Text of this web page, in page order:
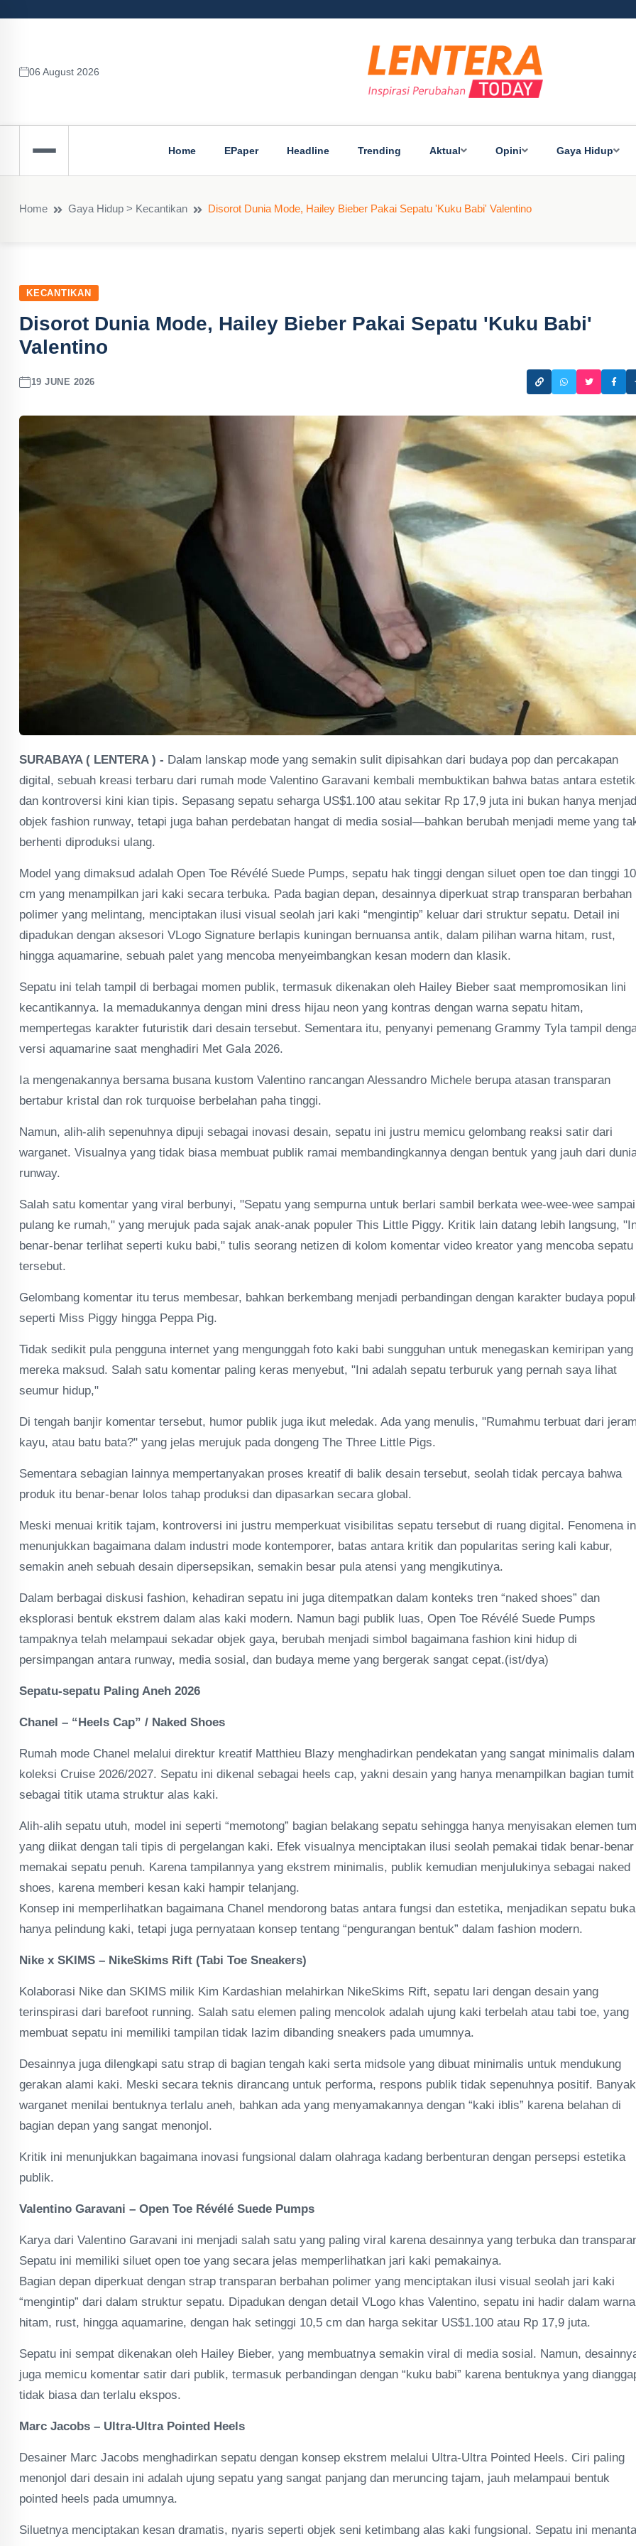
06 August 2026
Home EPaper Headline Trending Aktual Opini Gaya Hidup
Home Gaya Hidup > Kecantikan Disorot Dunia Mode, Hailey Bieber Pakai Sepatu 'Kuku Babi' Valentino
KECANTIKAN
Disorot Dunia Mode, Hailey Bieber Pakai Sepatu 'Kuku Babi'
Valentino
19 JUNE 2026
SURABAYA ( LENTERA ) - Dalam lanskap mode yang semakin sulit dipisahkan dari budaya pop dan percakapan
digital, sebuah kreasi terbaru dari rumah mode Valentino Garavani kembali membuktikan bahwa batas antara
dan kontroversi kini kian tipis. Sepasang sepatu seharga US$1.100 atau sekitar Rp 17,9 juta ini bukan hanya
objek fashion runway, tetapi juga bahan perdebatan hangat di media sosial—bahkan berubah menjadi meme yang
berhenti diproduksi ulang.
Model yang dimaksud adalah Open Toe Révélé Suede Pumps, sepatu hak tinggi dengan siluet open toe dan tinggi
cm yang menampilkan jari kaki secara terbuka. Pada bagian depan, desainnya diperkuat strap transparan berbahan
polimer yang melintang, menciptakan ilusi visual seolah jari kaki “mengintip” keluar dari struktur sepatu. Detail ini
dipadukan dengan aksesori VLogo Signature berlapis kuningan bernuansa antik, dalam pilihan warna hitam, rust,
hingga aquamarine, sebuah palet yang mencoba menyeimbangkan kesan modern dan klasik.
Sepatu ini telah tampil di berbagai momen publik, termasuk dikenakan oleh Hailey Bieber saat mempromosikan lini
kecantikannya. Ia memadukannya dengan mini dress hijau neon yang kontras dengan warna sepatu hitam,
mempertegas karakter futuristik dari desain tersebut. Sementara itu, penyanyi pemenang Grammy Tyla tampil
versi aquamarine saat menghadiri Met Gala 2026.
Ia mengenakannya bersama busana kustom Valentino rancangan Alessandro Michele berupa atasan transparan
bertabur kristal dan rok turquoise berbelahan paha tinggi.
Namun, alih-alih sepenuhnya dipuji sebagai inovasi desain, sepatu ini justru memicu gelombang reaksi satir dari
warganet. Visualnya yang tidak biasa membuat publik ramai membandingkannya dengan bentuk yang jauh dari
runway.
Salah satu komentar yang viral berbunyi, "Sepatu yang sempurna untuk berlari sambil berkata wee-wee-wee sampai
pulang ke rumah," yang merujuk pada sajak anak-anak populer This Little Piggy. Kritik lain datang lebih langsung,
benar-benar terlihat seperti kuku babi," tulis seorang netizen di kolom komentar video kreator yang mencoba sepatu
tersebut.
Gelombang komentar itu terus membesar, bahkan berkembang menjadi perbandingan dengan karakter budaya
seperti Miss Piggy hingga Peppa Pig.
Tidak sedikit pula pengguna internet yang mengunggah foto kaki babi sungguhan untuk menegaskan kemiripan yang
mereka maksud. Salah satu komentar paling keras menyebut, "Ini adalah sepatu terburuk yang pernah saya lihat
seumur hidup,"
Di tengah banjir komentar tersebut, humor publik juga ikut meledak. Ada yang menulis, "Rumahmu terbuat dari
kayu, atau batu bata?" yang jelas merujuk pada dongeng The Three Little Pigs.
Sementara sebagian lainnya mempertanyakan proses kreatif di balik desain tersebut, seolah tidak percaya bahwa
produk itu benar-benar lolos tahap produksi dan dipasarkan secara global.
Meski menuai kritik tajam, kontroversi ini justru memperkuat visibilitas sepatu tersebut di ruang digital. Fenomena
menunjukkan bagaimana dalam industri mode kontemporer, batas antara kritik dan popularitas sering kali kabur,
semakin aneh sebuah desain dipersepsikan, semakin besar pula atensi yang mengikutinya.
Dalam berbagai diskusi fashion, kehadiran sepatu ini juga ditempatkan dalam konteks tren “naked shoes” dan
eksplorasi bentuk ekstrem dalam alas kaki modern. Namun bagi publik luas, Open Toe Révélé Suede Pumps
tampaknya telah melampaui sekadar objek gaya, berubah menjadi simbol bagaimana fashion kini hidup di
persimpangan antara runway, media sosial, dan budaya meme yang bergerak sangat cepat.(ist/dya)
Sepatu-sepatu Paling Aneh 2026
Chanel – “Heels Cap” / Naked Shoes
Rumah mode Chanel melalui direktur kreatif Matthieu Blazy menghadirkan pendekatan yang sangat minimalis dalam
koleksi Cruise 2026/2027. Sepatu ini dikenal sebagai heels cap, yakni desain yang hanya menampilkan bagian tumit
sebagai titik utama struktur alas kaki.
Alih-alih sepatu utuh, model ini seperti “memotong” bagian belakang sepatu sehingga hanya menyisakan elemen
yang diikat dengan tali tipis di pergelangan kaki. Efek visualnya menciptakan ilusi seolah pemakai tidak benar-benar
memakai sepatu penuh. Karena tampilannya yang ekstrem minimalis, publik kemudian menjulukinya sebagai naked
shoes, karena memberi kesan kaki hampir telanjang.
Konsep ini memperlihatkan bagaimana Chanel mendorong batas antara fungsi dan estetika, menjadikan sepatu
hanya pelindung kaki, tetapi juga pernyataan konsep tentang “pengurangan bentuk” dalam fashion modern.
Nike x SKIMS – NikeSkims Rift (Tabi Toe Sneakers)
Kolaborasi Nike dan SKIMS milik Kim Kardashian melahirkan NikeSkims Rift, sepatu lari dengan desain yang
terinspirasi dari barefoot running. Salah satu elemen paling mencolok adalah ujung kaki terbelah atau tabi toe, yang
membuat sepatu ini memiliki tampilan tidak lazim dibanding sneakers pada umumnya.
Desainnya juga dilengkapi satu strap di bagian tengah kaki serta midsole yang dibuat minimalis untuk mendukung
gerakan alami kaki. Meski secara teknis dirancang untuk performa, respons publik tidak sepenuhnya positif. Banyak
warganet menilai bentuknya terlalu aneh, bahkan ada yang menyamakannya dengan “kaki iblis” karena belahan di
bagian depan yang sangat menonjol.
Kritik ini menunjukkan bagaimana inovasi fungsional dalam olahraga kadang berbenturan dengan persepsi estetika
publik.
Valentino Garavani – Open Toe Révélé Suede Pumps
Karya dari Valentino Garavani ini menjadi salah satu yang paling viral karena desainnya yang terbuka dan
Sepatu ini memiliki siluet open toe yang secara jelas memperlihatkan jari kaki pemakainya.
Bagian depan diperkuat dengan strap transparan berbahan polimer yang menciptakan ilusi visual seolah jari kaki
“mengintip” dari dalam struktur sepatu. Dipadukan dengan detail VLogo khas Valentino, sepatu ini hadir dalam warna
hitam, rust, hingga aquamarine, dengan hak setinggi 10,5 cm dan harga sekitar US$1.100 atau Rp 17,9 juta.
Sepatu ini sempat dikenakan oleh Hailey Bieber, yang membuatnya semakin viral di media sosial. Namun,
juga memicu komentar satir dari publik, termasuk perbandingan dengan “kuku babi” karena bentuknya yang
tidak biasa dan terlalu ekspos.
Marc Jacobs – Ultra-Ultra Pointed Heels
Desainer Marc Jacobs menghadirkan sepatu dengan konsep ekstrem melalui Ultra-Ultra Pointed Heels. Ciri paling
menonjol dari desain ini adalah ujung sepatu yang sangat panjang dan meruncing tajam, jauh melampaui bentuk
pointed heels pada umumnya.
Siluetnya menciptakan kesan dramatis, nyaris seperti objek seni ketimbang alas kaki fungsional. Sepatu ini